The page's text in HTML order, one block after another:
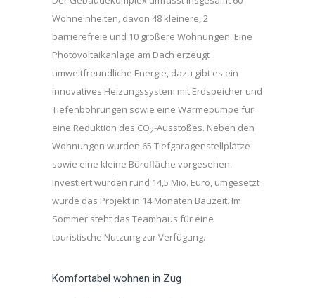
Wohneinheiten, davon 48 kleinere, 2
barrierefreie und 10 größere Wohnungen. Eine
Photovoltaikanlage am Dach erzeugt
umweltfreundliche Energie, dazu gibt es ein
innovatives Heizungssystem mit Erdspeicher und
Tiefenbohrungen sowie eine Wärmepumpe für
eine Reduktion des CO2-Ausstoßes. Neben den
Wohnungen wurden 65 Tiefgaragenstellplätze
sowie eine kleine Bürofläche vorgesehen.
Investiert wurden rund 14,5 Mio. Euro, umgesetzt
wurde das Projekt in 14 Monaten Bauzeit. Im
Sommer steht das Teamhaus für eine
touristische Nutzung zur Verfügung.
Komfortabel wohnen in Zug